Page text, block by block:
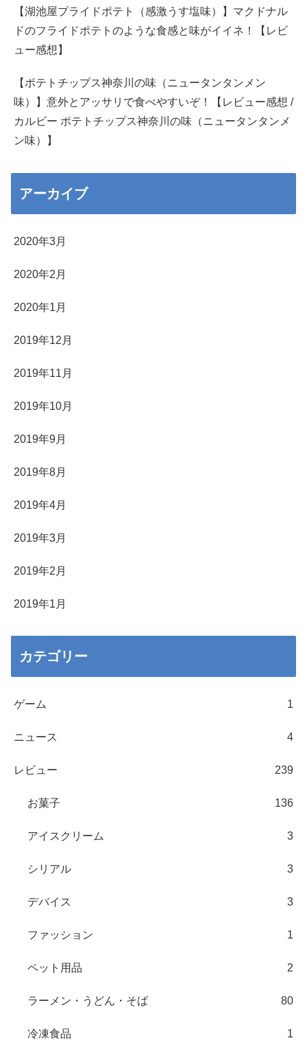
【湖池屋プライドポテト（感激うす塩味）】マクドナル
ドのフライドポテトのような食感と味がイイネ！【レビ
ュー感想】
【ポテトチップス神奈川の味（ニュータンタンメン
味）】意外とアッサリで食べやすいぞ！【レビュー感想 /
カルビー ポテトチップス神奈川の味（ニュータンタンメ
ン味）】
アーカイブ
2020年3月
2020年2月
2020年1月
2019年12月
2019年11月
2019年10月
2019年9月
2019年8月
2019年4月
2019年3月
2019年2月
2019年1月
カテゴリー
ゲーム 1
ニュース 4
レビュー 239
お菓子 136
アイスクリーム 3
シリアル 3
デバイス 3
ファッション 1
ペット用品 2
ラーメン・うどん・そば 80
冷凍食品 1